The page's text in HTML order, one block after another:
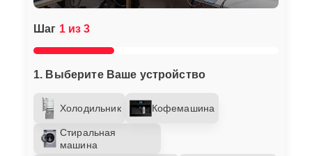
Шаг 1 из 3
1. Выберите Ваше устройство
Холодильник Кофемашина
Стиральная
машина